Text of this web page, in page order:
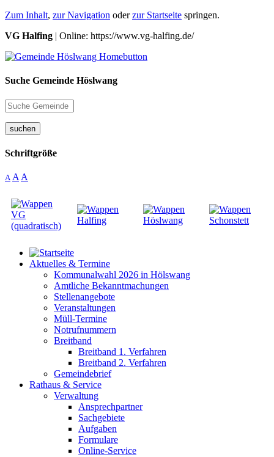
Zum Inhalt, zur Navigation oderzur Startseite springen.
VG Halfing | Online: https://www.vg-halfing.de/
Suche Gemeinde Höslwang
suchen
Schriftgröße
A A A
Aktuelles & Termine
Kommunalwahl 2026 in Hölswang
Amtliche Bekanntmachungen
Stellenangebote
Veranstaltungen
Müll-Termine
Notrufnummern
Breitband
Breitband 1. Verfahren
Breitband 2. Verfahren
Gemeindebrief
Rathaus & Service
Verwaltung
Ansprechpartner
Sachgebiete
Aufgaben
Formulare
Online-Service